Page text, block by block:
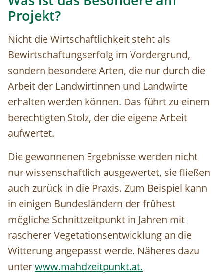
Projekt?
Nicht die Wirtschaftlichkeit steht als
Bewirtschaftungserfolg im Vordergrund,
sondern besondere Arten, die nur durch die
Arbeit der Landwirtinnen und Landwirte
erhalten werden können. Das führt zu einem
berechtigten Stolz, der die eigene Arbeit
aufwertet.
Die gewonnenen Ergebnisse werden nicht
nur wissenschaftlich ausgewertet, sie fließen
auch zurück in die Praxis. Zum Beispiel kann
in einigen Bundesländern der frühest
mögliche Schnittzeitpunkt in Jahren mit
rascherer Vegetationsentwicklung an die
Witterung angepasst werde. Näheres dazu
unterwww.mahdzeitpunkt.at.